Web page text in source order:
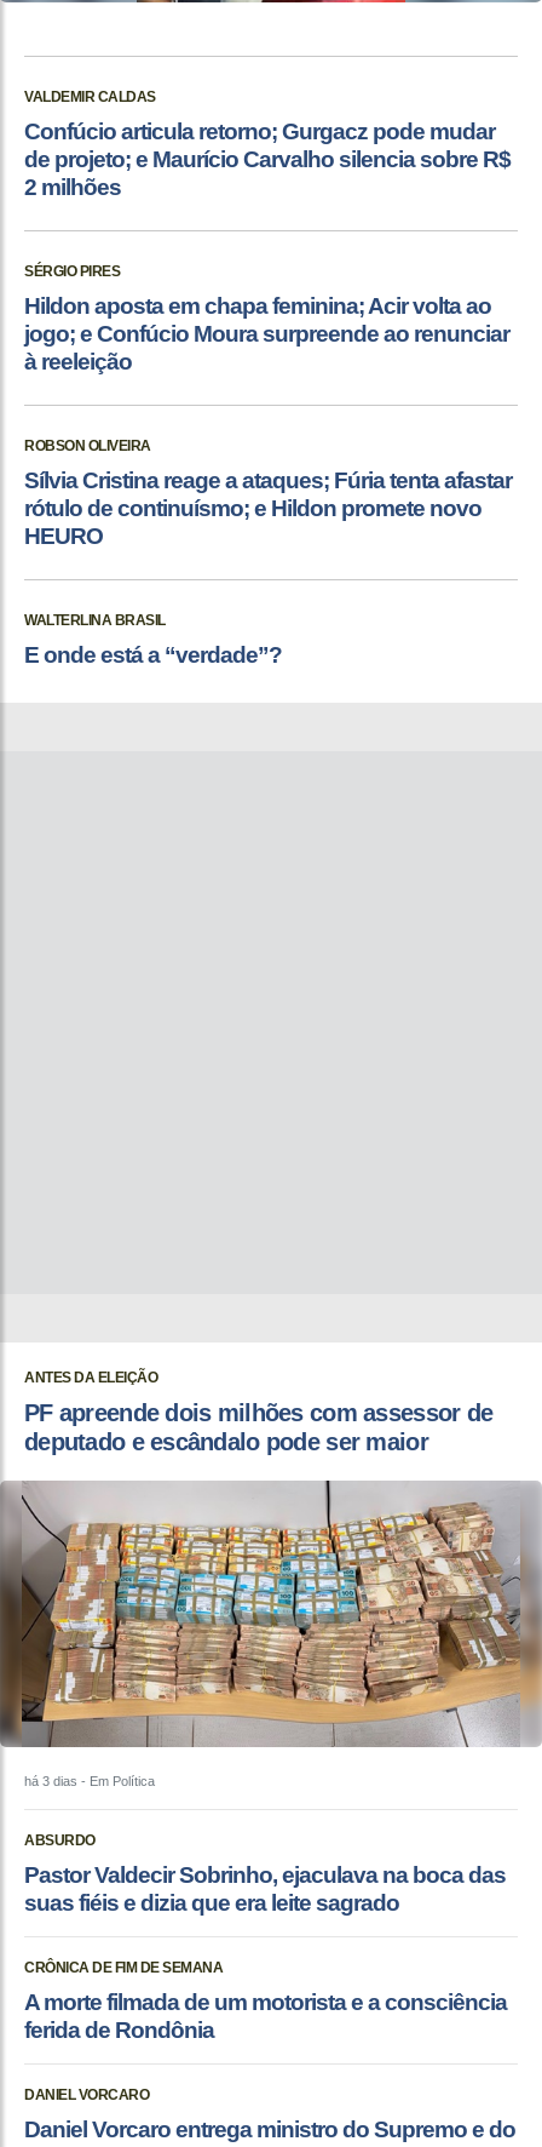
VALDEMIR CALDAS
Confúcio articula retorno; Gurgacz pode mudar
de projeto; e Maurício Carvalho silencia sobre R$
2 milhões
SÉRGIO PIRES
Hildon aposta em chapa feminina; Acir volta ao
jogo; e Confúcio Moura surpreende ao renunciar
à reeleição
ROBSON OLIVEIRA
Sílvia Cristina reage a ataques; Fúria tenta afastar
rótulo de continuísmo; e Hildon promete novo
HEURO
WALTERLINA BRASIL
E onde está a “verdade”?
ANTES DA ELEIÇÃO
PF apreende dois milhões com assessor de
deputado e escândalo pode ser maior
há 3 dias - Em Política
ABSURDO
Pastor Valdecir Sobrinho, ejaculava na boca das
suas fiéis e dizia que era leite sagrado
CRÔNICA DE FIM DE SEMANA
A morte filmada de um motorista e a consciência
ferida de Rondônia
DANIEL VORCARO
Daniel Vorcaro entrega ministro do Supremo e do